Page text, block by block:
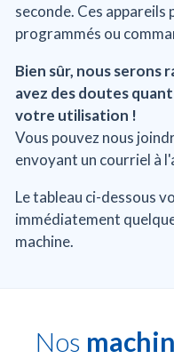
seconde. Ces
programmés ou
Bien sûr, nous serons
avez des doutes
votre utilisation !
Vous pouvez nous
envoyant un courriel à
Le tableau ci-dessous
immédiatement
machine.
Nos